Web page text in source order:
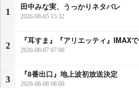
1
田中みな実、うっかりネタバレ
2026-08-05 15:32
2
『耳すま』『アリエッティ』IMAXで
2026-08-07 07:00
3
『8番出口』地上波初放送決定
2026-08-08 08:00